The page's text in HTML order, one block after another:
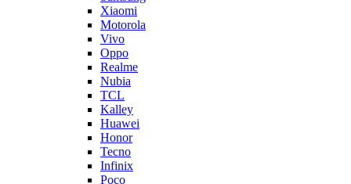
Xiaomi
Motorola
Vivo
Oppo
Realme
Nubia
TCL
Kalley
Huawei
Honor
Tecno
Infinix
Poco